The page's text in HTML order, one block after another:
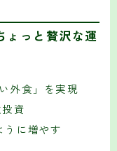
っと贅沢な運
外食」を実現
資
うに増やす